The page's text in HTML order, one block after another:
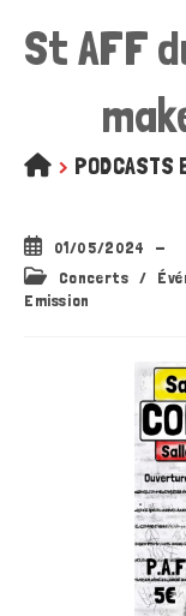
St AFF
> PODCASTS
Publication
publiée :
01/05/2024
Post
category:
Concerts /
Emission